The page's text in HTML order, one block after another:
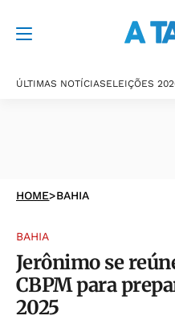
ÚLTIMAS NOTÍCIASELEIÇÕES
HOME>BAHIA
BAHIA
Jerônimo se
CBPM para
2025